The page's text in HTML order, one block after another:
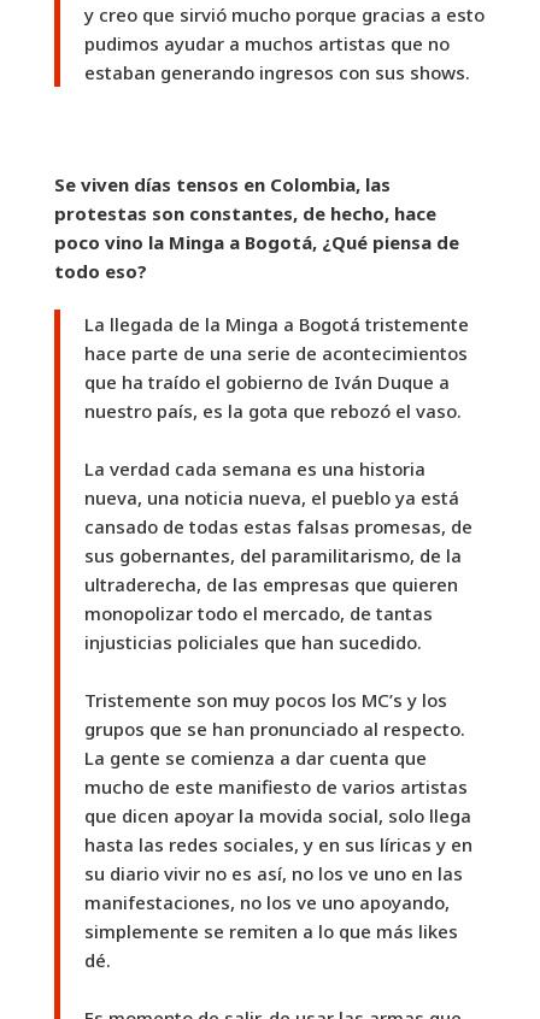
y creo que sirvió mucho porque gracias a esto
pudimos ayudar a muchos artistas que no
estaban generando ingresos con sus shows.
Se viven días tensos en Colombia, las
protestas son constantes, de hecho, hace
poco vino la Minga a Bogotá, ¿Qué piensa de
todo eso?
La llegada de la Minga a Bogotá tristemente
hace parte de una serie de acontecimientos
que ha traído el gobierno de Iván Duque a
nuestro país, es la gota que rebozó el vaso.
La verdad cada semana es una historia
nueva, una noticia nueva, el pueblo ya está
cansado de todas estas falsas promesas, de
sus gobernantes, del paramilitarismo, de la
ultraderecha, de las empresas que quieren
monopolizar todo el mercado, de tantas
injusticias policiales que han sucedido.
Tristemente son muy pocos los MC’s y los
grupos que se han pronunciado al respecto.
La gente se comienza a dar cuenta que
mucho de este manifiesto de varios artistas
que dicen apoyar la movida social, solo llega
hasta las redes sociales, y en sus líricas y en
su diario vivir no es así, no los ve uno en las
manifestaciones, no los ve uno apoyando,
simplemente se remiten a lo que más likes
dé.